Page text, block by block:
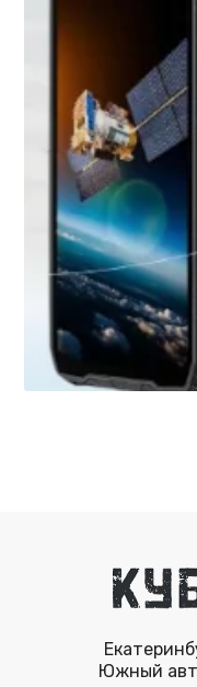
Южный